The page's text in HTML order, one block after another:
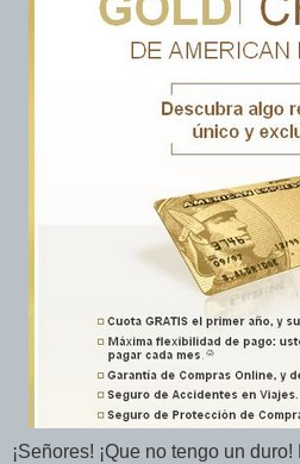
¡Señores! ¡Que no tengo un